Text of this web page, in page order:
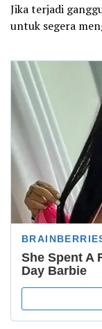
Jika terjadi
untuk segera